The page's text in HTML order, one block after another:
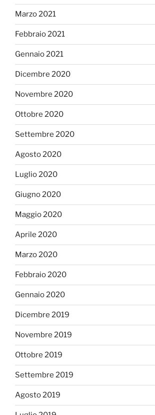
Marzo 2021
Febbraio 2021
Gennaio 2021
Dicembre 2020
Novembre 2020
Ottobre 2020
Settembre 2020
Agosto 2020
Luglio 2020
Giugno 2020
Maggio 2020
Aprile 2020
Marzo 2020
Febbraio 2020
Gennaio 2020
Dicembre 2019
Novembre 2019
Ottobre 2019
Settembre 2019
Agosto 2019